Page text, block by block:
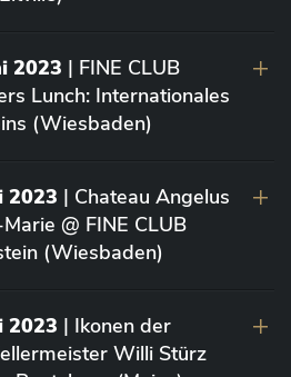
2023 | FINE CLUB
Lunch: Internationales
(Wiesbaden)
2023 | Chateau Angelus
@ FINE CLUB
(Wiesbaden)
2023 | Ikonen der
Willi Stürz